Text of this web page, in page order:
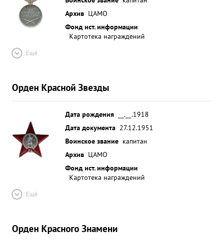
Архив ЦАМО
Фонд ист. информации
Картотека награждений
Ещё
Орден Красной Звезды
Дата рождения
__.__.1918
Дата документа 27.12.1951
Воинское звание капитан
Архив ЦАМО
Фонд ист. информации
Картотека награждений
Ещё
Орден Красного Знамени